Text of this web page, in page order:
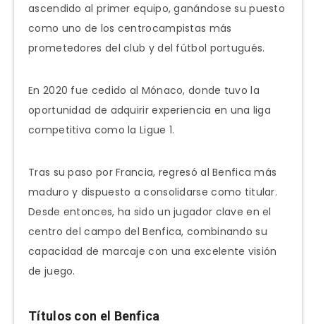
ascendido al primer equipo, ganándose su puesto
como uno de los centrocampistas más
prometedores del club y del fútbol portugués.
En 2020 fue cedido al Mónaco, donde tuvo la
oportunidad de adquirir experiencia en una liga
competitiva como la Ligue 1.
Tras su paso por Francia, regresó al Benfica más
maduro y dispuesto a consolidarse como titular.
Desde entonces, ha sido un jugador clave en el
centro del campo del Benfica, combinando su
capacidad de marcaje con una excelente visión
de juego.
Títulos con el Benfica